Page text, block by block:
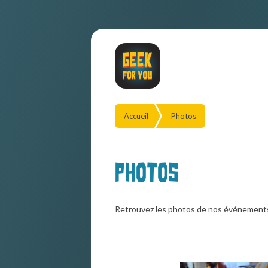
Accueil Photos
Photos
Retrouvez les photos de nos